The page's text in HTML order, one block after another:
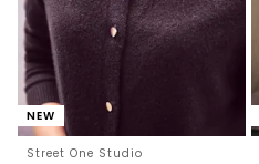
NEW
Street One Studio